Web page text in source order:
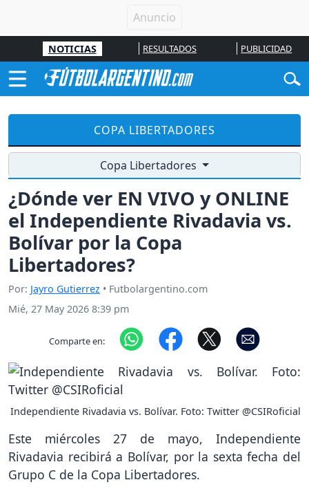
NOTICIAS RESULTADOS PUBLICIDAD
COPA LIBERTADORES
Copa Libertadores
¿Dónde ver EN VIVO y ONLINE
el Independiente Rivadavia vs.
Bolívar por la Copa
Libertadores?
Por: Jayro Gutierrez • Futbolargentino.com
Mié, 27 May 2026 8:39 pm
Comparte en:
Independiente Rivadavia vs. Bolívar. Foto: Twitter @CSIRoficial
Este miércoles 27 de mayo, Independiente
Rivadavia recibirá a Bolívar, por la sexta fecha del
Grupo C de la Copa Libertadores.